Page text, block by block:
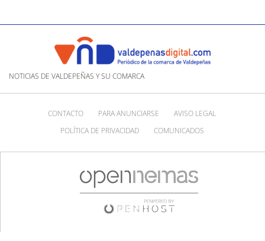
NOTICIAS DE VALDEPEÑAS Y SU COMARCA
CONTACTO PARA ANUNCIARSE
AVISO LEGAL
POLÍTICA DE PRIVACIDAD
COMUNICADOS